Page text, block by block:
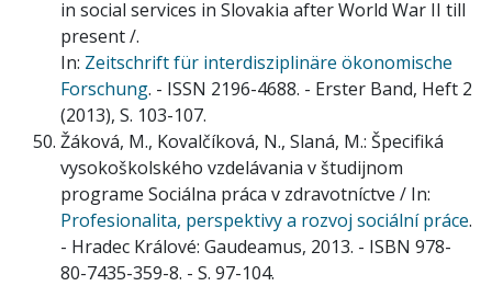
in social services in Slovakia after World War II till
present /.
In: Zeitschrift für interdisziplinäre ökonomische
Forschung. - ISSN 2196-4688. - Erster Band, Heft 2
(2013), S. 103-107.
Žáková, M., Kovalčíková, N., Slaná, M.: Špecifiká
vysokoškolského vzdelávania v študijnom
programe Sociálna práca v zdravotníctve / In:
Profesionalita, perspektivy a rozvoj sociální práce.
- Hradec Králové: Gaudeamus, 2013. - ISBN 978-
80-7435-359-8. - S. 97-104.